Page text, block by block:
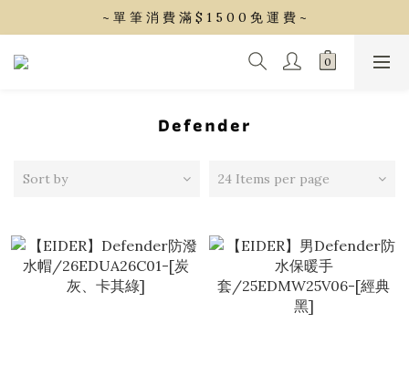
~ 單 筆 消 費 滿 $ 1 5 0 0 免 運 費 ~
~ 單 筆 消 費 滿 $ 1 5 0 0 免 運 費 ~
會 員 享 2% 點 數 回 饋 (1點=1元)
Defender
Sort by 24 Items per page